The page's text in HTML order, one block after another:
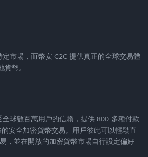
市場，而幣安 C2C 提供真正的全球交易體
幣。
球數百萬用戶的信賴，提供 800 多種付款
安全加密貨幣交易。用戶彼此可以輕鬆直
，並在開放的加密貨幣市場自行設定偏好